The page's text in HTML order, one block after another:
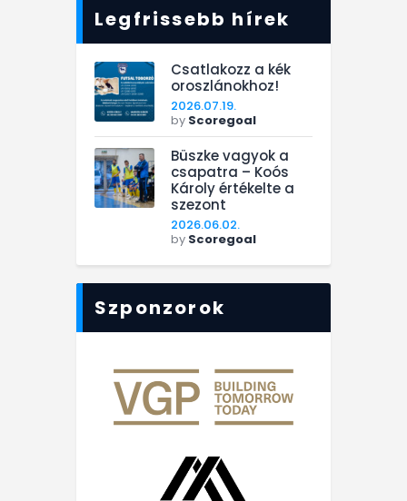
Legfrissebb hírek
Csatlakozz a kék
oroszlánokhoz!
2026.07.19.
by Scoregoal
Büszke vagyok a
csapatra – Koós
Károly értékelte a
szezont
2026.06.02.
by Scoregoal
Szponzorok